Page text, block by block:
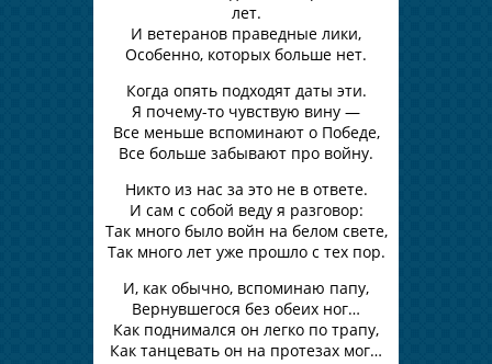
лет.
И ветеранов праведные лики,
Особенно, которых больше нет.
Когда опять подходят даты эти.
Я почему-то чувствую вину —
Все меньше вспоминают о Победе,
Все больше забывают про войну.
Никто из нас за это не в ответе.
И сам с собой веду я разговор:
Так много было войн на белом свете,
Так много лет уже прошло с тех пор.
И, как обычно, вспоминаю папу,
Вернувшегося без обеих ног…
Как поднимался он легко по трапу,
Как танцевать он на протезах мог…